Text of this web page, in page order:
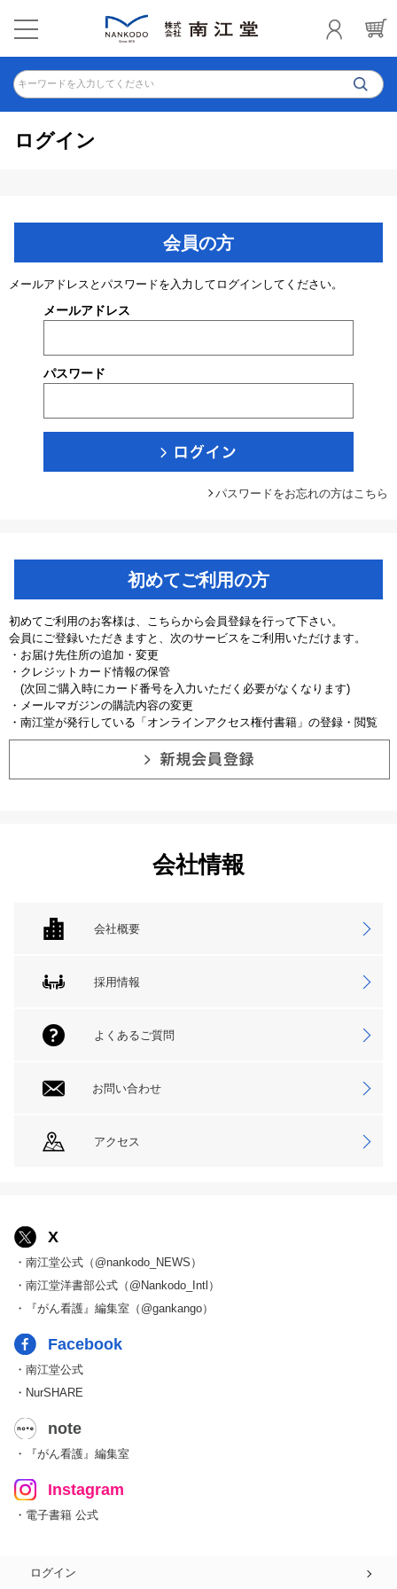
キーワードを入力してください
ログイン
会員の方
メールアドレスとパスワードを入力してログインしてください。
メールアドレス
パスワード
パスワードをお忘れの方はこちら
初めてご利用の方
初めてご利用のお客様は、こちらから会員登録を行って下さい。
会員にご登録いただきますと、次のサービスをご利用いただけます。
・お届け先住所の追加・変更
・クレジットカード情報の保管
(次回ご購入時にカード番号を入力いただく必要がなくなります)
・メールマガジンの購読内容の変更
・南江堂が発行している「オンラインアクセス権付書籍」の登録・閲覧
会社情報
会社概要
採用情報
よくあるご質問
お問い合わせ
アクセス
X
・南江堂公式（@nankodo_NEWS）
・南江堂洋書部公式（@Nankodo_Intl）
・『がん看護』編集室（@gankango）
Facebook
・南江堂公式
・NurSHARE
note
・『がん看護』編集室
Instagram
・電子書籍 公式
ログイン